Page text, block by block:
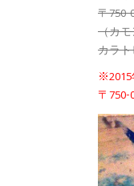
〒
（カ
カラ
〒